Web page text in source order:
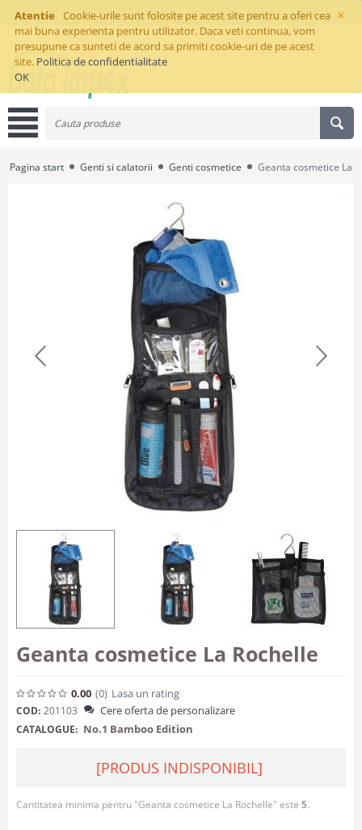
×
Atentie
Cookie-urile sunt folosite pe acest site pentru a oferi cea
mai buna experienta pentru utilizator. Daca veti continua, vom
presupune ca sunteti de acord sa primiti cookie-uri de pe acest
site. Politica de confidentialitate
OK
Pagina start Genti si calatorii Genti cosmetice Geanta cosmetice La
Geanta cosmetice La Rochelle
0.00 (0) Lasa un rating
COD: 201103 Cere oferta de personalizare
CATALOGUE: No.1 Bamboo Edition
[PRODUS INDISPONIBIL]
Cantitatea minima pentru "Geanta cosmetice La Rochelle" este 5.